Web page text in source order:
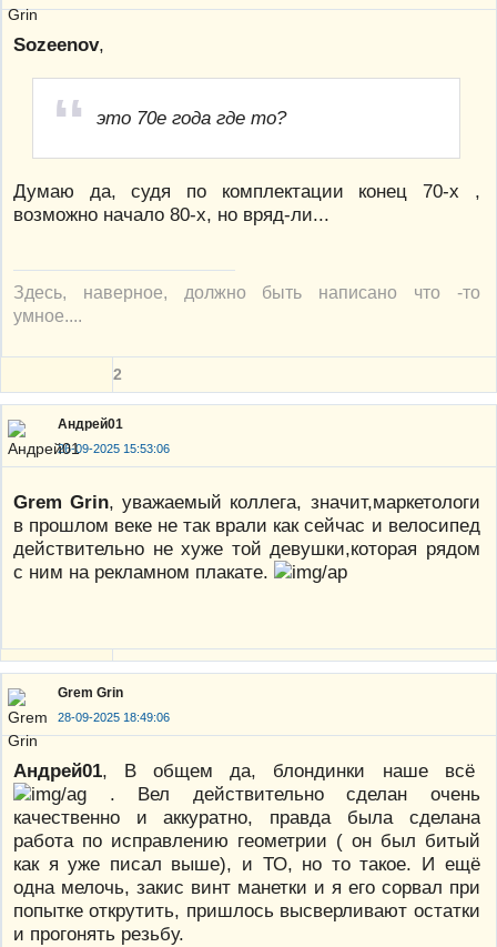
Sozeenov,
это 70е года где то?
Думаю да, судя по комплектации конец 70-х ,
возможно начало 80-х, но вряд-ли...
Здесь, наверное, должно быть написано что -то
умное....
2
Андрей01
26-09-2025 15:53:06
Grem Grin, уважаемый коллега, значит,маркетологи
в прошлом веке не так врали как сейчас и велосипед
действительно не хуже той девушки,которая рядом
с ним на рекламном плакате.
Grem Grin
28-09-2025 18:49:06
Андрей01, В общем да, блондинки наше всё
. Вел действительно сделан очень
качественно и аккуратно, правда была сделана
работа по исправлению геометрии ( он был битый
как я уже писал выше), и ТО, но то такое. И ещё
одна мелочь, закис винт манетки и я его сорвал при
попытке открутить, пришлось высверливают остатки
и прогонять резьбу.